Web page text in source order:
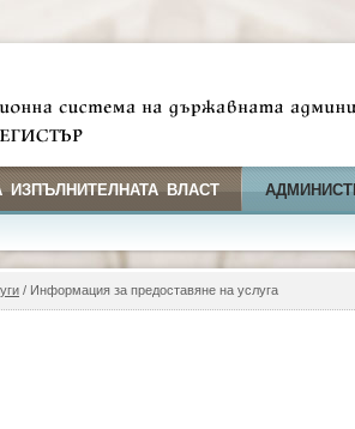
ИЗПЪЛНИТЕЛНАТА ВЛАСТ
/ Информация за предоставяне на услуга